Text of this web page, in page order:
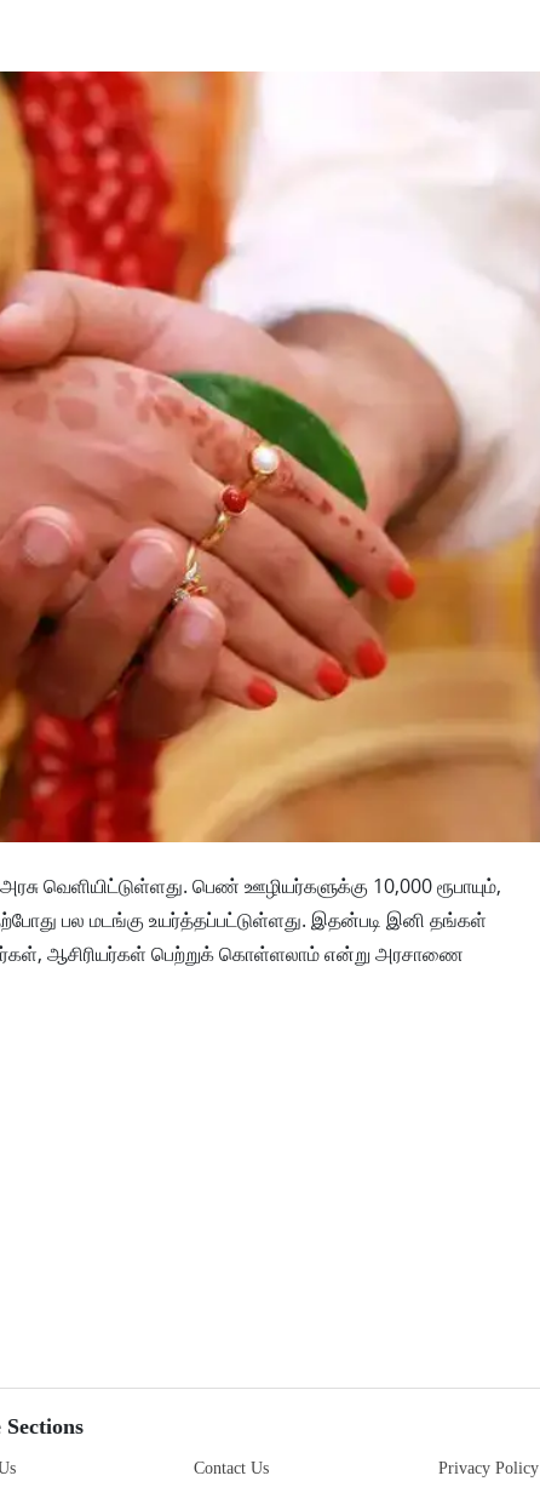
வெளியிட்டுள்ளது. பெண் ஊழியர்களுக்கு 10,000 ரூபாயும்,
பல மடங்கு உயர்த்தப்பட்டுள்ளது. இதன்படி இனி தங்கள்
ஆசிரியர்கள் பெற்றுக் கொள்ளலாம் என்று அரசாணை
Contact Us Privacy Policy